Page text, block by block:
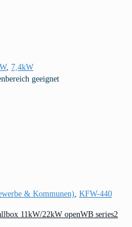
, 7,4kW
geeignet
& Kommunen)
KFW-440
11kW/22kW openWB series2